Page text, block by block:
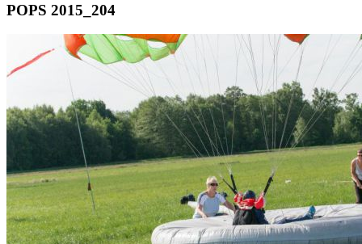
POPS 2015_204